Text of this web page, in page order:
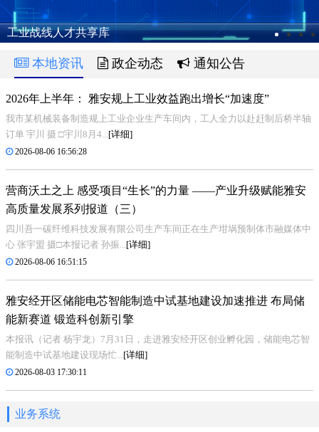
工业战线人才共享库
本地资讯 政企动态 通知公告
2026年上半年： 雅安规上工业效益跑出增长“加速度”
我市某机械装备制造规上工业企业生产车间内，工人全力以赴赶制后桥半轴
订单 宇川 摄 □宇川8月4... [详细]
2026-08-06 16:56:28
营商沃土之上 感受项目“生长”的力量 ——产业升级赋能雅安
高质量发展系列报道（三）
四川吾一碳纤维科技发展有限公司生产车间正在生产坩埚预制体市融媒体中
心 张宇盟 摄□本报记者 孙振... [详细]
2026-08-06 16:51:15
雅安经开区储能电芯智能制造中试基地建设加速推进 布局储
能新赛道 锻造科创新引擎
本报讯（记者 杨宇龙）7月31日，走进雅安经开区创业孵化园，储能电芯智
能制造中试基地建设现场忙... [详细]
2026-08-03 17:30:11
业务系统